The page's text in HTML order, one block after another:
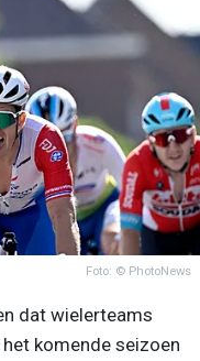
Foto: © PhotoNews
dat wielerteams
komende seizoen